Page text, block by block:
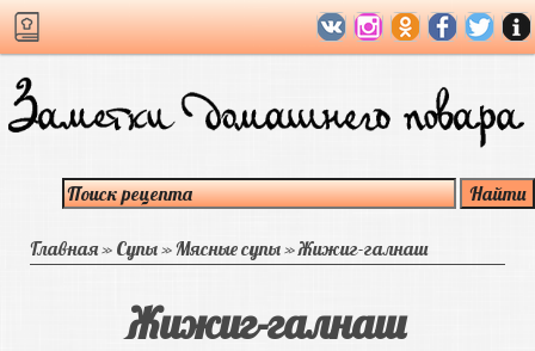
Главная» Супы»Мясные супы»Жижиг-галнаш
Жижиг-галнаш